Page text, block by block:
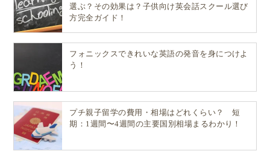
選ぶ？その効果は？子供向け英会話スクール選び
方完全ガイド！
フォニックスできれいな英語の発音を身につけよ
う！
プチ親子留学の費用・相場はどれくらい？ 短
期：1週間〜4週間の主要国別相場まるわかり！